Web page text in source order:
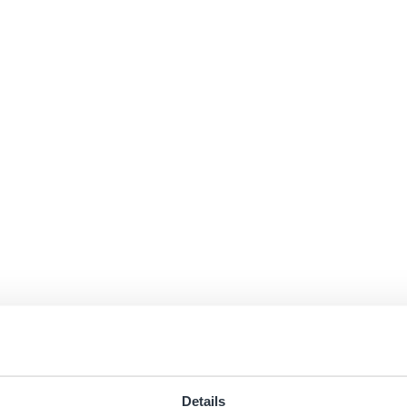
Details